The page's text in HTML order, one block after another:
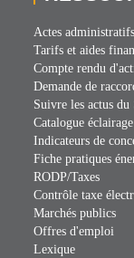
Actes administratifs
Tarifs et aides
Compte rendu
Demande de
Suivre les actus
Catalogue
Indicateurs de
Fiche pratiques
RODP/Taxes
Contrôle taxe
Marchés publics
Offres d'emploi
Lexique